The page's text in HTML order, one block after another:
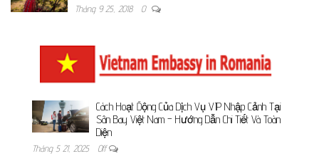
Tháng 9 25, 2018 0
Cách Hoạt Động Của Dịch Vụ VIP Nhập Cảnh Tại
Sân Bay Việt Nam – Hướng Dẫn Chi Tiết Và Toàn
Diện
Tháng 5 21, 2025 Off